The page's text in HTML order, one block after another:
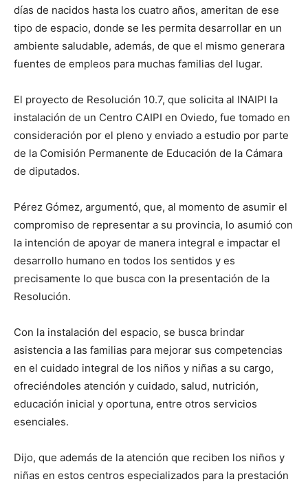
días de nacidos hasta los cuatro años, ameritan de ese
tipo de espacio, donde se les permita desarrollar en un
ambiente saludable, además, de que el mismo generara
fuentes de empleos para muchas familias del lugar.
El proyecto de Resolución 10.7, que solicita al INAIPI la
instalación de un Centro CAIPI en Oviedo, fue tomado en
consideración por el pleno y enviado a estudio por parte
de la Comisión Permanente de Educación de la Cámara
de diputados.
Pérez Gómez, argumentó, que, al momento de asumir el
compromiso de representar a su provincia, lo asumió con
la intención de apoyar de manera integral e impactar el
desarrollo humano en todos los sentidos y es
precisamente lo que busca con la presentación de la
Resolución.
Con la instalación del espacio, se busca brindar
asistencia a las familias para mejorar sus competencias
en el cuidado integral de los niños y niñas a su cargo,
ofreciéndoles atención y cuidado, salud, nutrición,
educación inicial y oportuna, entre otros servicios
esenciales.
Dijo, que además de la atención que reciben los niños y
niñas en estos centros especializados para la prestación